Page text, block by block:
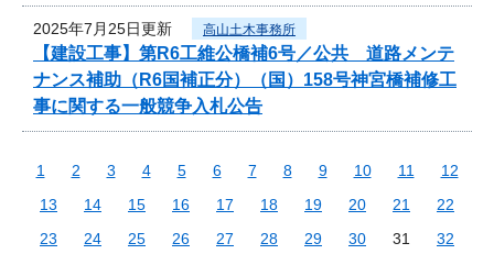
2025年7月25日更新 高山土木事務所
【建設工事】第R6工維公橋補6号／公共 道路メンテ
ナンス補助（R6国補正分）（国）158号神宮橋補修工
事に関する一般競争入札公告
1 2 3 4 5 6 7 8 9 10 11
12
13
14 15 16 17 18 19 20 21
22
23
24 25 26 27 28 29 30 31
32